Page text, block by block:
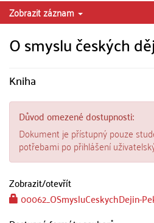
Zobrazit záznam
O smyslu českých
Kniha
Důvod omezené dostupnosti:
Dokument je přístupný pouze
potřebami po přihlášení
Zobrazit/otevřít
00062_OSmysluCeskychDejin-